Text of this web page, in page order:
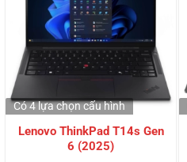
Lenovo ThinkPad T14s Gen
6 (2025)
Có 4 lựa chọncấu hình